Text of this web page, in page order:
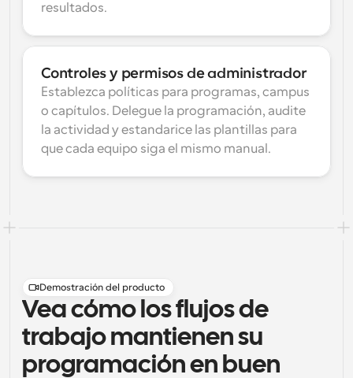
resultados.
Controles y permisos de administrador
Establezca políticas para programas, campus
o capítulos. Delegue la programación, audite
la actividad y estandarice las plantillas para
que cada equipo siga el mismo manual.
Demostración del producto
Vea cómo los flujos de
trabajo mantienen su
programación en buen